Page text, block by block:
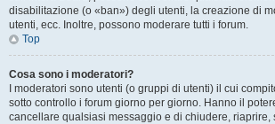
disabilitazione (o «ban») degli utenti, la creazione di
utenti, ecc. Inoltre, possono moderare tutti i forum.
Top
Cosa sono i moderatori?
I moderatori sono utenti (o gruppi di utenti) il cui
sotto controllo i forum giorno per giorno. Hanno il
cancellare qualsiasi messaggio e di chiudere, riaprire,